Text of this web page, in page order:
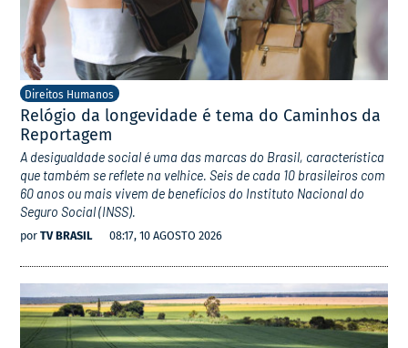
Direitos Humanos
Relógio da longevidade é tema do Caminhos da
Reportagem
A desigualdade social é uma das marcas do Brasil, característica
que também se reflete na velhice. Seis de cada 10 brasileiros com
60 anos ou mais vivem de benefícios do Instituto Nacional do
Seguro Social (INSS).
por TV BRASIL 08:17, 10 AGOSTO 2026